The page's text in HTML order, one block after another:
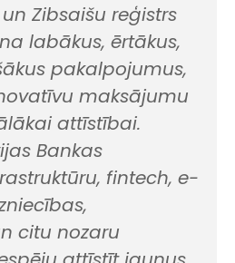
Zibsaišu reģistrs
labākus, ērtākus,
pakalpojumus,
maksājumu
attīstībai.
Bankas
fintech, e-
citu nozaru